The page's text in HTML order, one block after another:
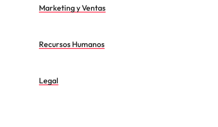
Marketing y Ventas
Recursos Humanos
Legal